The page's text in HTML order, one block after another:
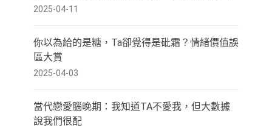
2025-04-11
你以為給的是糖，Ta卻覺得是砒霜？情緒價值誤
區大賞
2025-04-03
當代戀愛腦晚期：我知道TA不愛我，但大數據
說我們很配